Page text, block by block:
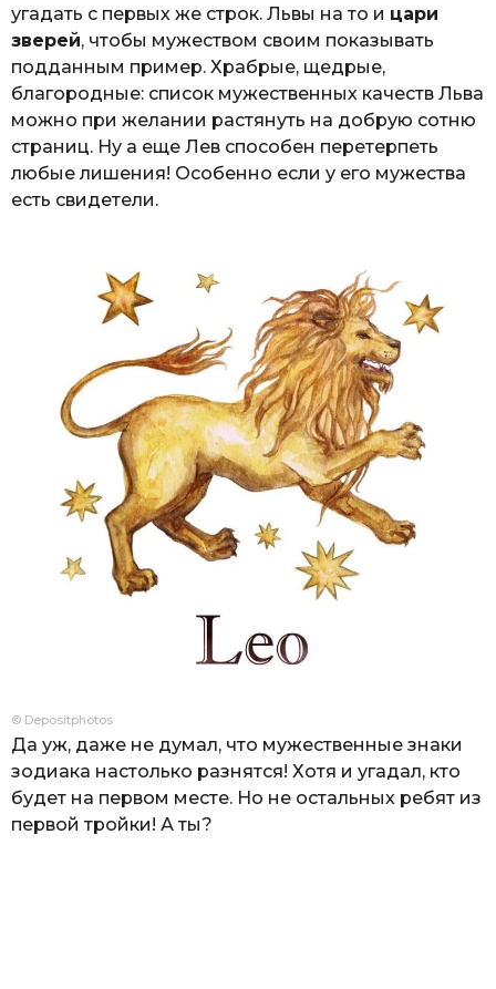
угадать с первых же строк. Львы на то и цари
зверей, чтобы мужеством своим показывать
подданным пример. Храбрые, щедрые,
благородные: список мужественных качеств Льва
можно при желании растянуть на добрую сотню
страниц. Ну а еще Лев способен перетерпеть
любые лишения! Особенно если у его мужества
есть свидетели.
© Depositphotos
Да уж, даже не думал, что мужественные знаки
зодиака настолько разнятся! Хотя и угадал, кто
будет на первом месте. Но не остальных ребят из
первой тройки! А ты?